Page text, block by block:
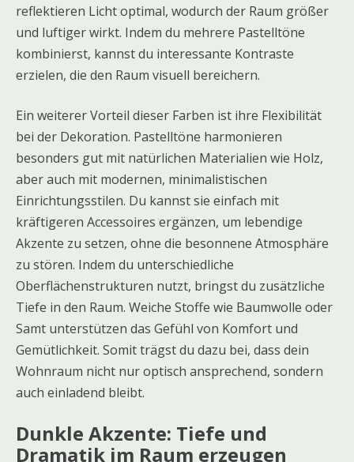
reflektieren Licht optimal, wodurch der Raum größer
und luftiger wirkt. Indem du mehrere Pastelltöne
kombinierst, kannst du interessante Kontraste
erzielen, die den Raum visuell bereichern.
Ein weiterer Vorteil dieser Farben ist ihre Flexibilität
bei der Dekoration. Pastelltöne harmonieren
besonders gut mit natürlichen Materialien wie Holz,
aber auch mit modernen, minimalistischen
Einrichtungsstilen. Du kannst sie einfach mit
kräftigeren Accessoires ergänzen, um lebendige
Akzente zu setzen, ohne die besonnene Atmosphäre
zu stören. Indem du unterschiedliche
Oberflächenstrukturen nutzt, bringst du zusätzliche
Tiefe in den Raum. Weiche Stoffe wie Baumwolle oder
Samt unterstützen das Gefühl von Komfort und
Gemütlichkeit. Somit trägst du dazu bei, dass dein
Wohnraum nicht nur optisch ansprechend, sondern
auch einladend bleibt.
Dunkle Akzente: Tiefe und
Dramatik im Raum erzeugen